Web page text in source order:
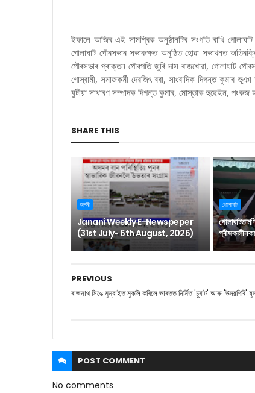
ইফালে আজিৰ এই সামগ্ৰিক অনুষ্ঠানটিৰ সংগতি ৰাখি
গোলাঘাট পৌৰসভাৰ সভাকক্ষত অনুষ্ঠিত হোৱা সভাখনত
পৌৰসভাৰ প্ৰাক্তন পৌৰপতি জুৰি দাস ৰাজখোৱা, গোলাঘাট
গোস্বামী, সমাজকৰ্মী দেৱজিৎ বৰা, সাংবাদিক দিগন্ত কুমাৰ
যুটীয়া সাধাৰণ সম্পাদক দিগন্ত কুমাৰ, মোস্তাক হুছেইন, পংকজ
SHARE THIS
জননী
Janani Weekly E-Newspeper
(31st July- 6th August, 2026)
গোলাঘাট
গোলাঘাটত
গ্ৰীষ্মকালীন
PREVIOUS
ৰাজনাথ সিঙে মুম্বাইত মুকলি কৰিলে ভাৰতত নিৰ্মিত 'চুৰাট' আৰু 'উদয়গিৰি'
POST COMMENT
No comments